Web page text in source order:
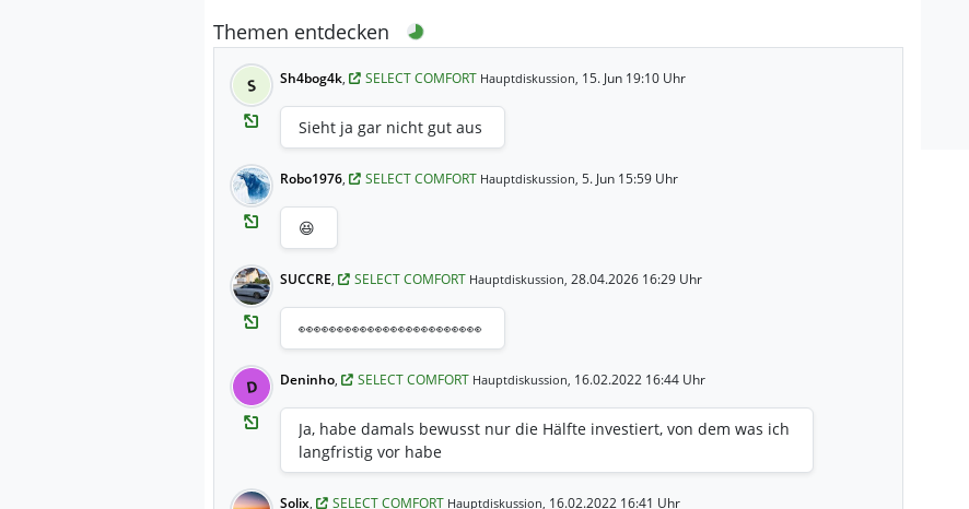
Themen entdecken
S Sh4bog4k, SELECT COMFORT Hauptdiskussion, 15. Jun 19:10 Uhr
Sieht ja gar nicht gut aus
Robo1976, SELECT COMFORT Hauptdiskussion, 5. Jun 15:59 Uhr
😆
SUCCRE, SELECT COMFORT Hauptdiskussion, 28.04.2026 16:29 Uhr
👀👀👀👀👀👀👀👀👀👀👀👀
D Deninho, SELECT COMFORT Hauptdiskussion, 16.02.2022 16:44 Uhr
Ja, habe damals bewusst nur die Hälfte investiert, von dem was ich
langfristig vor habe
Solix, SELECT COMFORT Hauptdiskussion, 16.02.2022 16:41 Uhr